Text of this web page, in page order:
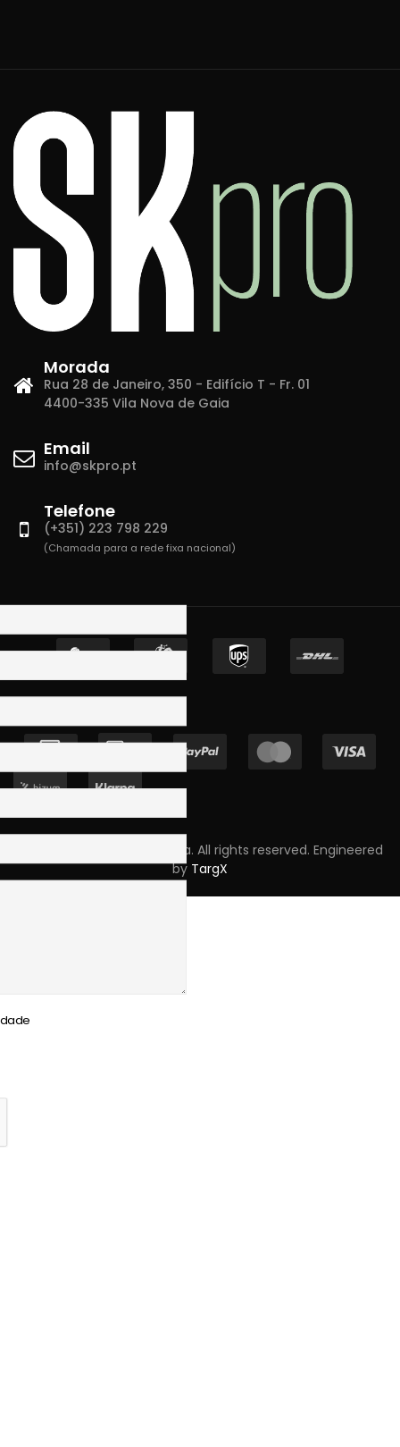
Morada
Rua 28 de Janeiro, 350 - Edifício T - Fr. 01
4400-335 Vila Nova de Gaia
Email
info@skpro.pt
Telefone
(+351) 223 798 229
(Chamada para a rede fixa nacional)
Copyright © 2023 Skpro, Lda. All rights reserved. Engineered
by TargX